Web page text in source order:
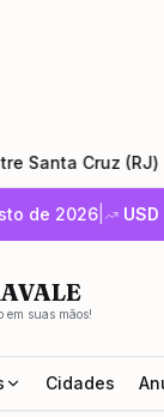
Cruz (RJ) e
de 2026 USD
em suas mãos!
Cidades